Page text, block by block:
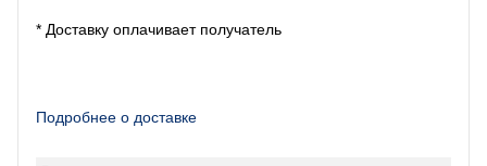
* Доставку оплачивает получатель
Подробнее о доставке